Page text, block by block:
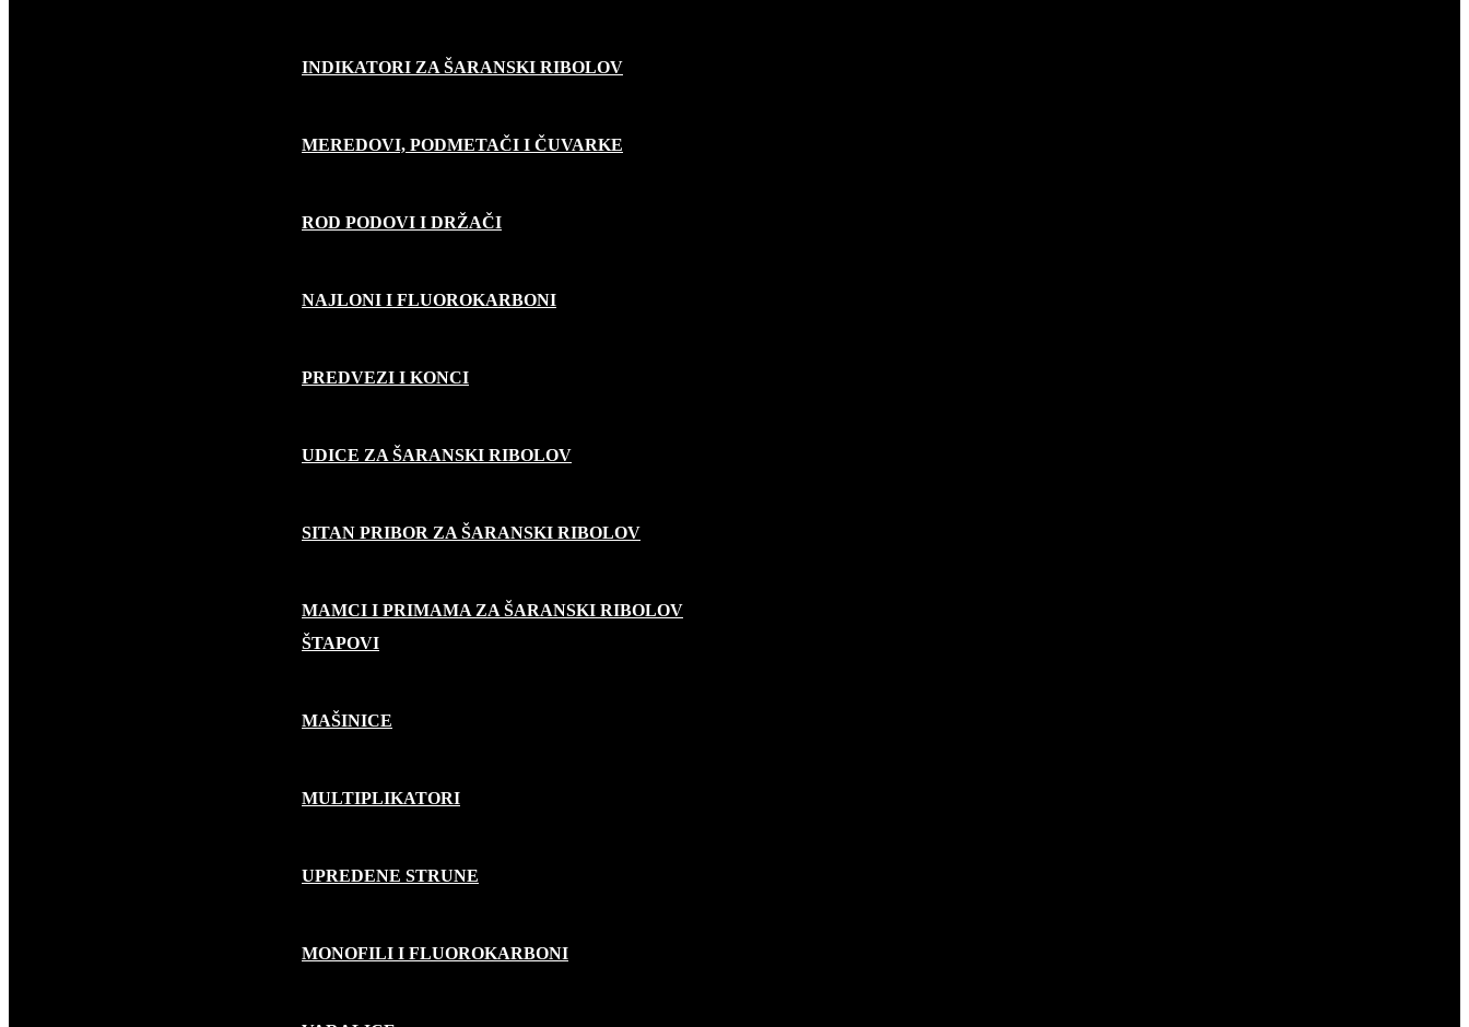
INDIKATORI ZA ŠARANSKI RIBOLOV
MEREDOVI, PODMETAČI I ČUVARKE
ROD PODOVI I DRŽAČI
NAJLONI I FLUOROKARBONI
PREDVEZI I KONCI
UDICE ZA ŠARANSKI RIBOLOV
SITAN PRIBOR ZA ŠARANSKI RIBOLOV
MAMCI I PRIMAMA ZA ŠARANSKI RIBOLOV
RIBOLOV GRABLJIVICA
ŠTAPOVI
MAŠINICE
MULTIPLIKATORI
UPREDENE STRUNE
MONOFILI I FLUOROKARBONI